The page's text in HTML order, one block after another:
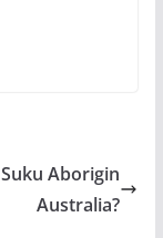
Aborigin
Australia?